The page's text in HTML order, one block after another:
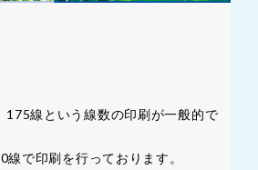
175線という線数の印刷が一般的で
で印刷を行っております。